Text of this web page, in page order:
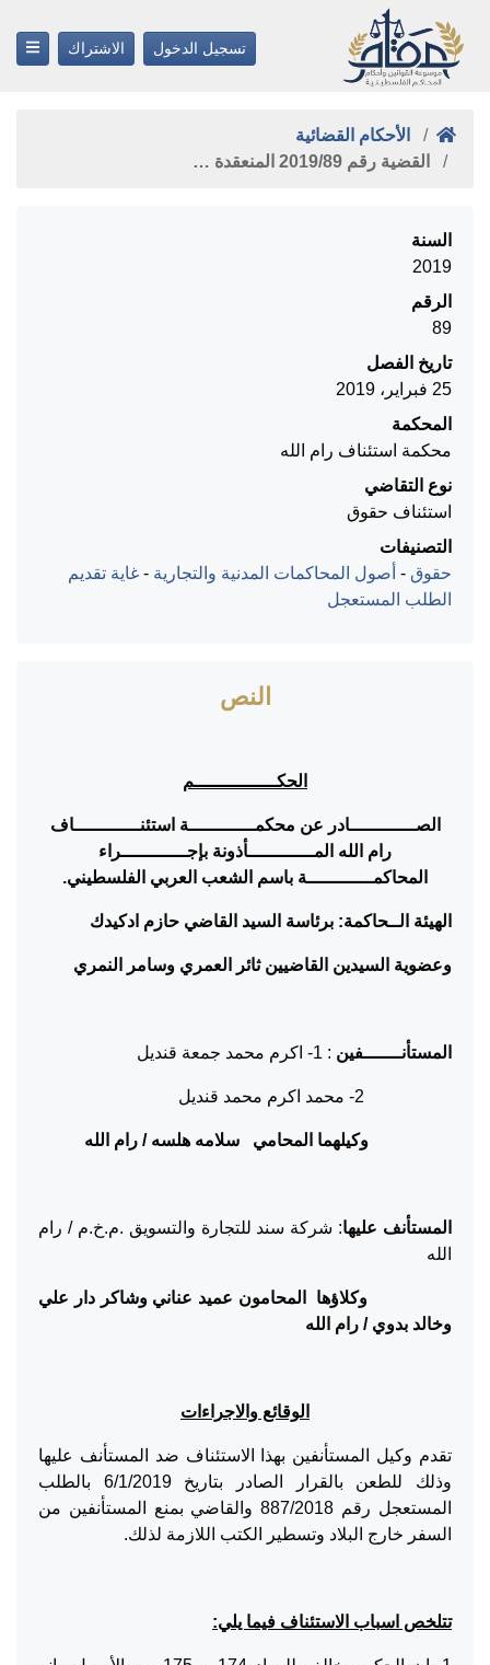
تسجيل الدخول الاشتراك
الأحكام القضائية
القضية رقم ‎89‏/‎2019‏ المنعقدة …
السنة
2019
الرقم
89
تاريخ الفصل
25 فبراير، 2019
المحكمة
محكمة استئناف رام الله
نوع التقاضي
استئناف حقوق
التصنيفات
حقوق - أصول المحاكمات المدنية والتجارية - غاية تقديم
الطلب المستعجل
النص
الحكـــــــــــــــم
الصــــــــــــادر عن محكمــــــــــــة استئنــــــــــــاف
رام الله المــــــــــــأذونة بإجــــــــــــراء
المحاكمــــــــــــة باسم الشعب العربي الفلسطيني.
الهيئة الــحاكمة: برئاسة السيد القاضي حازم ادكيدك
وعضوية السيدين القاضيين ثائر العمري وسامر النمري
المستأنـــــــفين : 1- اكرم محمد جمعة قنديل
وكيلهما المحامي سلامه هلسه / رام الله
المستأنف عليها: شركة سند للتجارة والتسويق .م.خ.م / رام
الله
وكلاؤها
المحامون عميد عناني وشاكر دار علي
وخالد بدوي / رام الله
الوقائع والاجراءات
تقدم وكيل المستأنفين بهذا الاستئناف ضد المستأنف عليها
وذلك للطعن بالقرار الصادر بتاريخ 6/1/2019 بالطلب
المستعجل رقم 887/2018 والقاضي بمنع المستأنفين من
السفر خارج البلاد وتسطير الكتب اللازمة لذلك.
تتلخص اسباب الاستئناف فيما يلي: